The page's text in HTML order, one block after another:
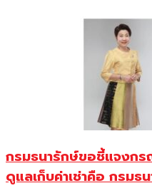
กรมธนารักษ์ขอชี้แจงกร
ดูแลเก็บค่าเช่าคือ กรมธ